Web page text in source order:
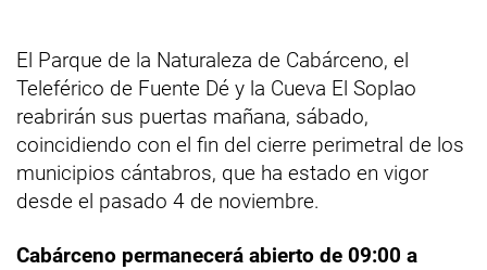
El Parque de la Naturaleza de Cabárceno, el
Teleférico de Fuente Dé y la Cueva El Soplao
reabrirán sus puertas mañana, sábado,
coincidiendo con el fin del cierre perimetral de los
municipios cántabros, que ha estado en vigor
desde el pasado 4 de noviembre.
Cabárceno permanecerá abierto de 09:00 a